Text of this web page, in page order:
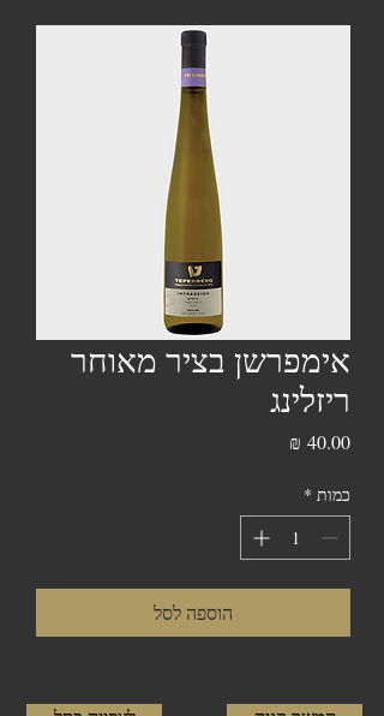
אימפרשן בציר מאוחר
ריזלינג
כמות *
הוספה לסל